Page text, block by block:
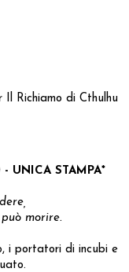
Il Richiamo di Cthulhu
UNICA STAMPA*
morire.
i portatori di incubi e